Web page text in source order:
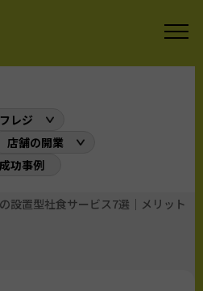
レジ
店舗の開業
功事例
設置型社食サービス7選｜メリット